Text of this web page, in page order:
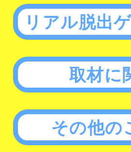
リアル脱出
取材に
その他の